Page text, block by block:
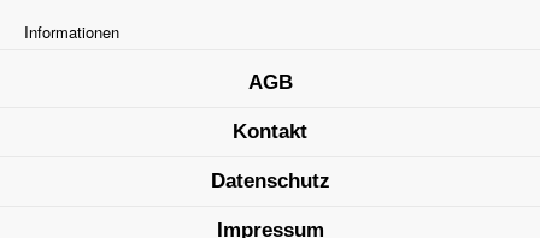
Informationen
AGB
Kontakt
Datenschutz
Impressum